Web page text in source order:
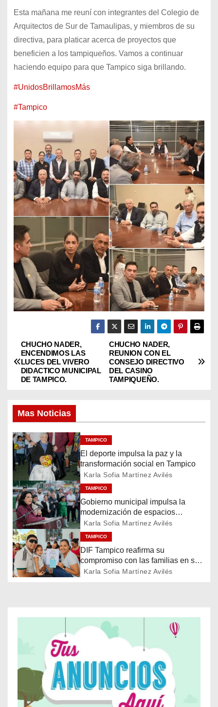
Esta mañana me reuní con integrantes del Colegio de
Arquitectos de Sur de Tamaulipas, y miembros de su
directiva, para platicar acerca de proyectos que
beneficien a los tampiqueños. Vamos a continuar
haciendo equipo para que Tampico siga brillando.
#UnidosBrillamosMás
#Tampico
N
a
e
g
a
c
i
ó
n
d
e
n
d
CHUCHO NADER,
REUNION CON EL
CONSEJO DIRECTIVO
DEL CASINO
TAMPIQUEÑO.
CHUCHO NADER,
ENCENDIMOS LAS
LUCES DEL VIVERO
DIDACTICO MUNICIPAL
DE TAMPICO.
Mas Noticias
TAMPICO
El deporte impulsa la paz y la
transformación social en Tampico
Karla Sofia Martínez Avilés
TAMPICO
Gobierno municipal impulsa la
modernización de espacios
deportivos en la ciudad
Karla Sofia Martínez Avilés
TAMPICO
DIF Tampico reafirma su
compromiso con las familias en su
día
Karla Sofia Martínez Avilés